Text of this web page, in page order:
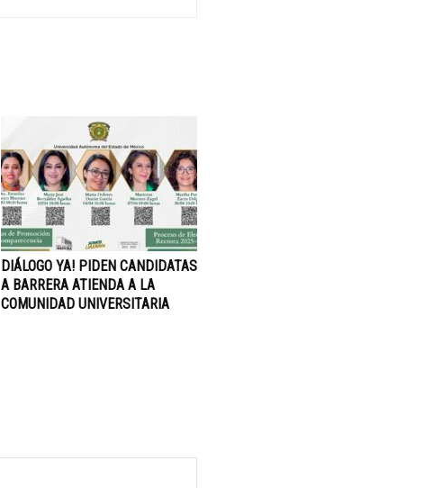
DIÁLOGO YA! PIDEN CANDIDATAS
A BARRERA ATIENDA A LA
COMUNIDAD UNIVERSITARIA